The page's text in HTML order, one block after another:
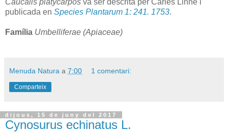
publicada en Species Plantarum 1: 241. 1753.
Família Umbelliferae (Apiaceae)
Menuda Natura a 7:00 1 comentari:
Comparteix
dijous, 15 de juny del 2017
Cynosurus echinatus L.